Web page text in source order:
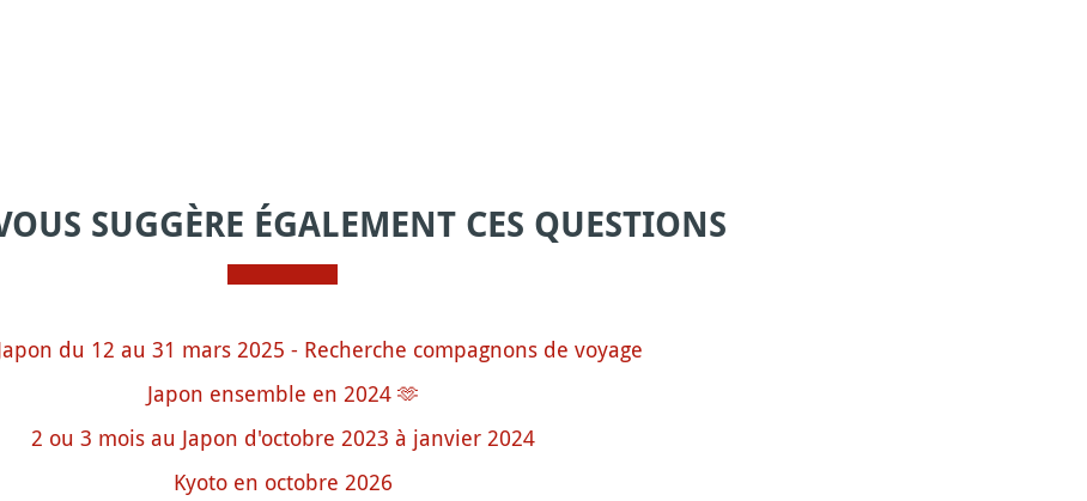
SUGGÈRE ÉGALEMENT CES QUESTIONS
du 12 au 31 mars 2025 - Recherche compagnons de voyage
Japon ensemble en 2024 🫶
2 ou 3 mois au Japon d'octobre 2023 à janvier 2024
Kyoto en octobre 2026